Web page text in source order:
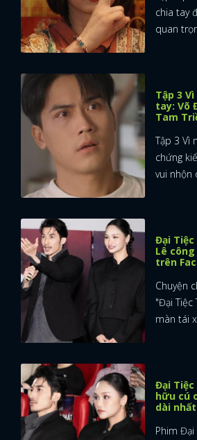
chia tay
quan
Tập 3
tay: Võ
Tam
Tập 3 Vì
chứng
vui nhộn
Đại Tiệc
Lê
trên
Chuyện
"Đại Tiệc
màn tái
Đại Tiệc
hữu cú
dài
Phim